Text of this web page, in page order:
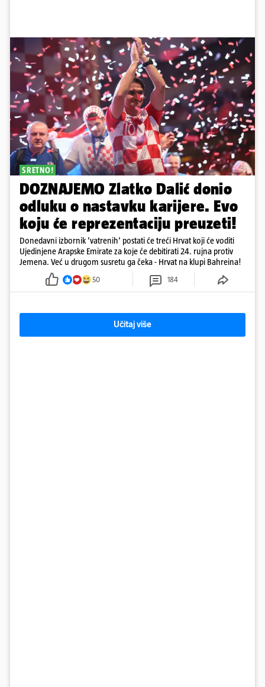
SRETNO!
DOZNAJEMO Zlatko Dalić donio
odluku o nastavku karijere. Evo
koju će reprezentaciju preuzeti!
Donedavni izbornik 'vatrenih' postati će treći Hrvat koji će voditi
Ujedinjene Arapske Emirate za koje će debitirati 24. rujna protiv
Jemena. Već u drugom susretu ga čeka - Hrvat na klupi Bahreina!
50 184
Učitaj više